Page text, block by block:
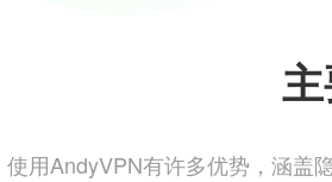
使用AndyVPN有许多优势，涵盖